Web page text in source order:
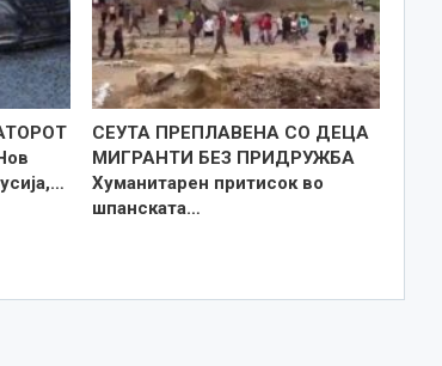
СЕУТА ПРЕПЛАВЕНА СО ДЕЦА
МИГРАНТИ БЕЗ ПРИДРУЖБА
Хуманитарен притисок во
шпанската…